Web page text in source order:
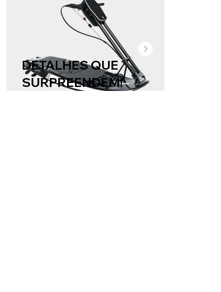
DETALHES QUE
SURPREENDEM!